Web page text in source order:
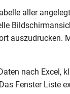
aller
auszudrucken.
nach Excel,
Das Fenster Liste